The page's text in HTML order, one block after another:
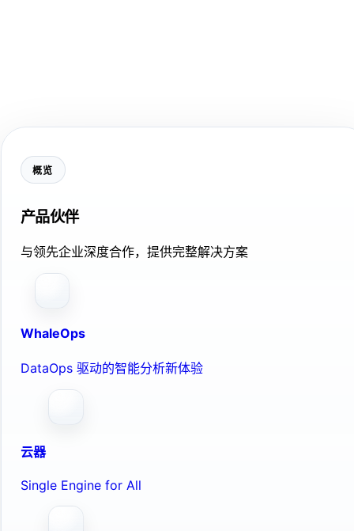
概览
产品伙伴
与领先企业深度合作，提供完整解决方案
WhaleOps
DataOps 驱动的智能分析新体验
云器
Single Engine for All